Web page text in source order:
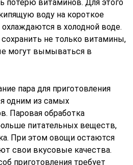
потерю витаминов. Для этого
воду на короткое
в холодной воде.
не только витамины,
могут вымываться в
пара для приготовления
одним из самых
Паровая обработка
питательных веществ,
При этом овощи остаются
свои вкусовые качества.
приготовления требует